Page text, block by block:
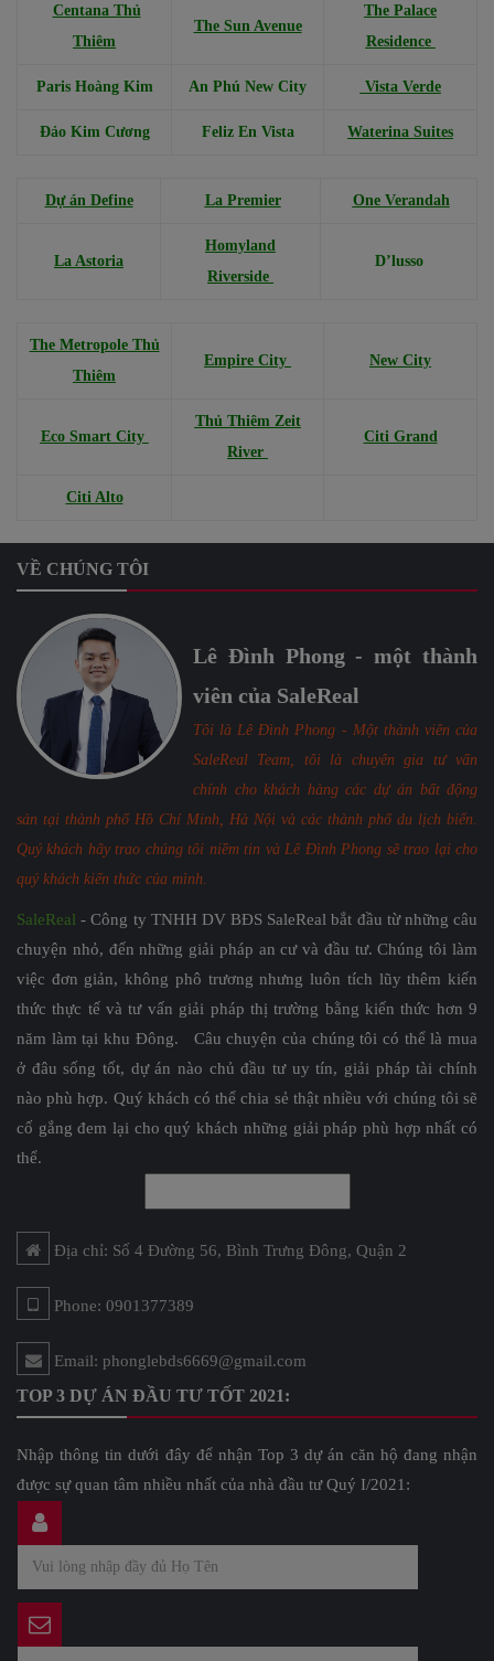
Centana Thủ
Thiêm
The Sun Avenue
The Palace
Residence
Paris Hoàng Kim An Phú New City Vista Verde
Đảo Kim Cương Feliz En Vista Waterina Suites
Dự án Define La Premier One Verandah
La Astoria
Homyland
Riverside
D’lusso
The Metropole Thủ
Thiêm
Empire City New City
Eco Smart City
Thủ Thiêm Zeit
River
Citi Grand
Citi Alto
VỀ CHÚNG TÔI
Lê Đình Phong - một thành
viên của SaleReal
Tôi là Lê Đình Phong - Một thành viên của
SaleReal Team, tôi là chuyên gia tư vấn
chính cho khách hàng các dự án bất động
sản tại thành phố Hồ Chí Minh, Hà Nội và các thành phố du lịch biển.
Quý khách hãy trao chúng tôi niềm tin và Lê Đình Phong sẽ trao lại cho
quý khách kiến thức của mình.
SaleReal - Công ty TNHH DV BĐS SaleReal bắt đầu từ những câu
chuyện nhỏ, đến những giải pháp an cư và đầu tư. Chúng tôi làm
việc đơn giản, không phô trương nhưng luôn tích lũy thêm kiến
thức thực tế và tư vấn giải pháp thị trường bằng kiến thức hơn 9
năm làm tại khu Đông. Câu chuyện của chúng tôi có thể là mua
ở đâu sống tốt, dự án nào chủ đầu tư uy tín, giải pháp tài chính
nào phù hợp. Quý khách có thể chia sẻ thật nhiều với chúng tôi sẽ
cố gắng đem lại cho quý khách những giải pháp phù hợp nhất có
thể.
Địa chỉ: Số 4 Đường 56, Bình Trưng Đông, Quận 2
Phone: 0901377389
Email: phonglebds6669@gmail.com
TOP 3 DỰ ÁN ĐẦU TƯ TỐT 2021:
Nhập thông tin dưới đây để nhận Top 3 dự án căn hộ đang nhận
được sự quan tâm nhiều nhất của nhà đầu tư Quý I/2021: